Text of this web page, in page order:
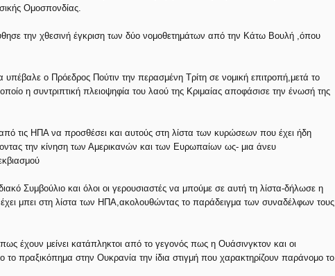
Ομοσπονδίας.
την χθεσινή έγκριση των δύο νομοθετημάτων από την Κάτω Βουλή ,όπου
υπέβαλε ο Πρόεδρος Πούτιν την περασμένη Τρίτη σε νομική επιτροπή,μετά το
η συντριπτική πλειοψηφία του λαού της Κριμαίας αποφάσισε την ένωσή της
τις ΗΠΑ να προσθέσει και αυτούς στη λίστα των κυρώσεων που έχει ήδη
την κίνηση των Αμερικανών και των Ευρωπαίων ως- μια άνευ
Συμβούλιο και όλοι οι γερουσιαστές να μπούμε σε αυτή τη λίστα-δήλωσε η
μπει στη λίστα των ΗΠΑ,ακολουθώντας το παράδειγμα των συναδέλφων τους
έχουν μείνει κατάπληκτοι από το γεγονός πως η Ουάσινγκτον και οι
το πραξικόπημα στην Ουκρανία την ίδια στιγμή που χαρακτηρίζουν παράνομο το